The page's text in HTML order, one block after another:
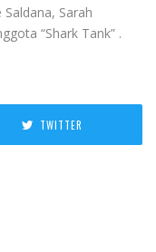
Sarah
“Shark Tank” .
TWITTER